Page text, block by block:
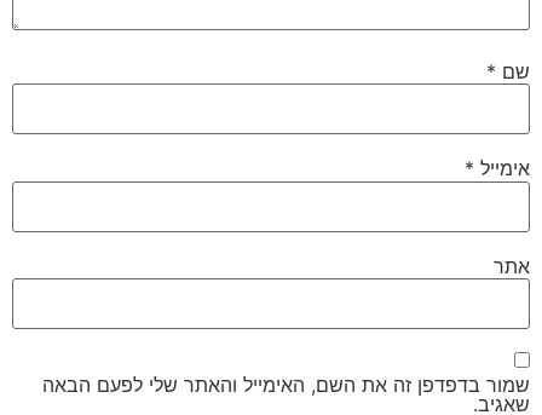
שם *
אימייל *
אתר
שמור בדפדפן זה את השם, האימייל והאתר שלי לפעם הבאה
שאגיב.